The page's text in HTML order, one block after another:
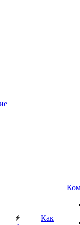
Как